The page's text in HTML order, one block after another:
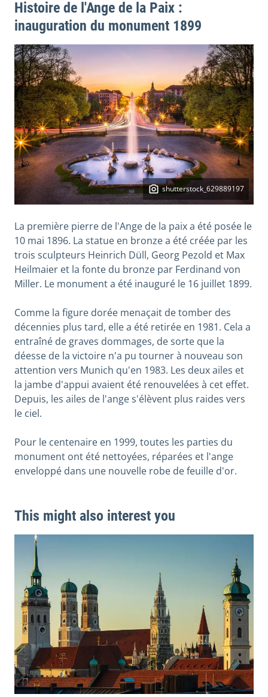
Histoire de l'Ange de la Paix :
inauguration du monument 1899
shutterstock_629889197
La première pierre de l'Ange de la paix a été posée le
10 mai 1896. La statue en bronze a été créée par les
trois sculpteurs Heinrich Düll, Georg Pezold et Max
Heilmaier et la fonte du bronze par Ferdinand von
Miller. Le monument a été inauguré le 16 juillet 1899.
Comme la figure dorée menaçait de tomber des
décennies plus tard, elle a été retirée en 1981. Cela a
entraîné de graves dommages, de sorte que la
déesse de la victoire n'a pu tourner à nouveau son
attention vers Munich qu'en 1983. Les deux ailes et
la jambe d'appui avaient été renouvelées à cet effet.
Depuis, les ailes de l'ange s'élèvent plus raides vers
le ciel.
Pour le centenaire en 1999, toutes les parties du
monument ont été nettoyées, réparées et l'ange
enveloppé dans une nouvelle robe de feuille d'or.
This might also interest you